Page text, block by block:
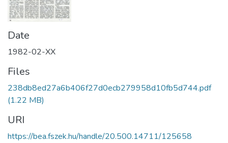
Date
1982-02-XX
Files
238db8ed27a6b406f27d0ecb279958d10fb5d744.pdf
(1.22 MB)
URI
https://bea.fszek.hu/handle/20.500.14711/125658